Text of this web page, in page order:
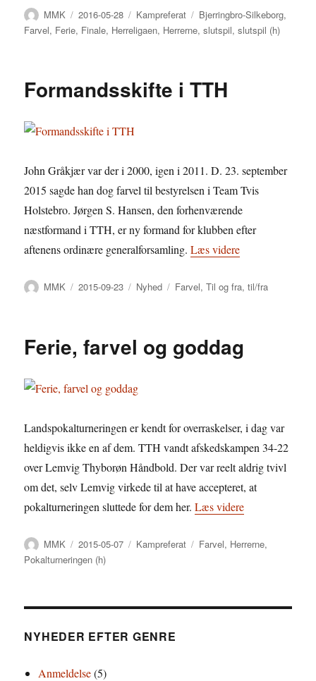
Forfatter
MMK Udgivet
2016-05-28 Kategorier
Kampreferat Tags
Bjerringbro-Silkeborg,
Farvel, Ferie, Finale, Herreligaen, Herrerne,slutspil,slutspil (h)
Formandsskifte i TTH
John Gråkjær var der i 2000, igen i 2011. D. 23. september
2015 sagde han dog farvel til bestyrelsen i Team Tvis
Holstebro. Jørgen S. Hansen, den forhenværende
næstformand i TTH, er ny formand for klubben efter
aftenens ordinære generalforsamling.Læs videre
Forfatter
MMK Udgivet
2015-09-23 Kategorier
Nyhed Tags
Farvel,Til og fra,til/fra
Ferie, farvel og goddag
Landspokalturneringen er kendt for overraskelser, i dag var
heldigvis ikke en af dem. TTH vandt afskedskampen 34-22
over Lemvig Thyborøn Håndbold. Der var reelt aldrig tvivl
om det, selv Lemvig virkede til at have accepteret, at
pokalturneringen sluttede for dem her.Læs videre“Ferie, farvel
Forfatter
MMK Udgivet
2015-05-07 Kategorier
Kampreferat Tags
Farvel, Herrerne,
Pokalturneringen (h)
NYHEDER EFTER GENRE
Anmeldelse(5)